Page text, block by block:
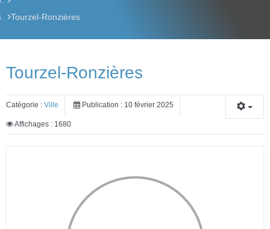
Tourzel-Ronzières
Tourzel-Ronzières
Catégorie : Ville Publication : 10 février 2025
Affichages : 1680